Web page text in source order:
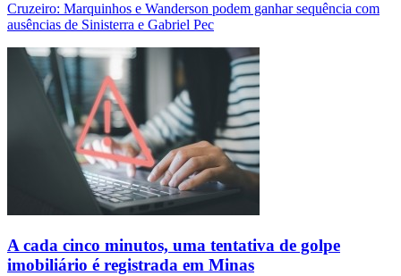
Cruzeiro: Marquinhos e Wanderson podem ganhar sequência com
ausências de Sinisterra e Gabriel Pec
A cada cinco minutos, uma tentativa de golpe
imobiliário é registrada em Minas